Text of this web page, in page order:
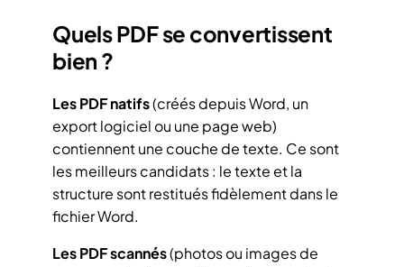
Quels PDF se convertissent
bien ?
Les PDF natifs(créés depuis Word, un
export logiciel ou une page web)
contiennent une couche de texte. Ce sont
les meilleurs candidats : le texte et la
structure sont restitués fidèlement dans le
fichier Word.
Les PDF scannés(photos ou images de